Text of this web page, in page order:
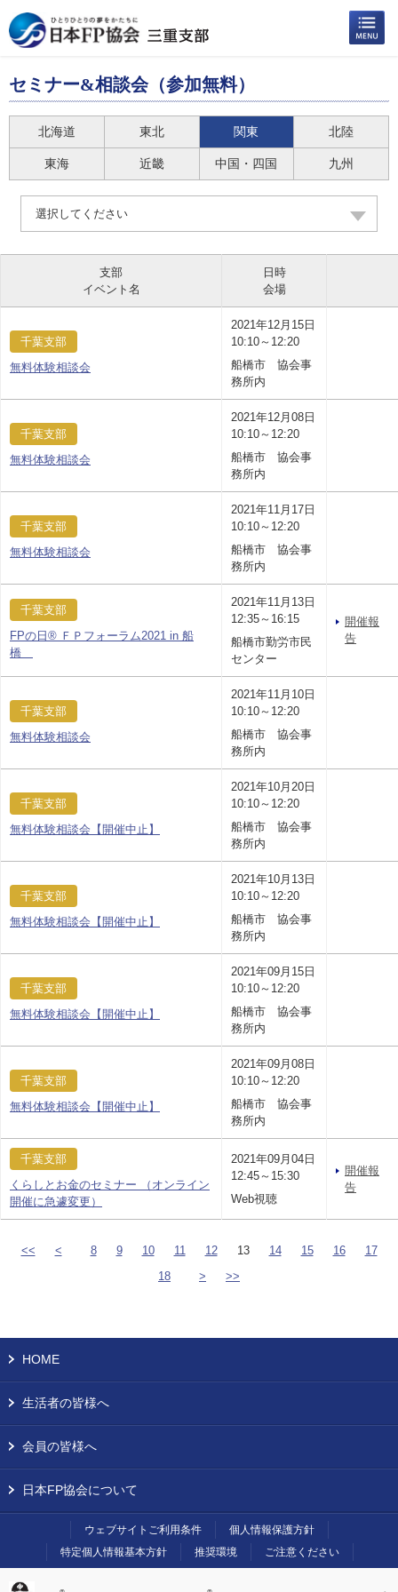
セミナー&相談会（参加無料）
北海道 東北 関東 北陸
東海 近畿 中国・四国 九州
選択してください
支部
イベント名
日時
会場
千葉支部
無料体験相談会
2021年12月15日
10:10～12:20
船橋市 協会事
務所内
千葉支部
無料体験相談会
2021年12月08日
10:10～12:20
船橋市 協会事
務所内
千葉支部
無料体験相談会
2021年11月17日
10:10～12:20
船橋市 協会事
務所内
千葉支部
FPの日® ＦＰフォーラム2021 in 船
橋
2021年11月13日
12:35～16:15
船橋市勤労市民
センター
開催報
告
千葉支部
無料体験相談会
2021年11月10日
10:10～12:20
船橋市 協会事
務所内
千葉支部
無料体験相談会【開催中止】
2021年10月20日
10:10～12:20
船橋市 協会事
務所内
千葉支部
無料体験相談会【開催中止】
2021年10月13日
10:10～12:20
船橋市 協会事
務所内
千葉支部
無料体験相談会【開催中止】
2021年09月15日
10:10～12:20
船橋市 協会事
務所内
千葉支部
無料体験相談会【開催中止】
2021年09月08日
10:10～12:20
船橋市 協会事
務所内
千葉支部
くらしとお金のセミナー （オンライン
開催に急遽変更）
2021年09月04日
12:45～15:30
Web視聴
開催報
告
<< < 8 9 10 11 12 13 14 15 16
17
18
> >>
HOME
生活者の皆様へ
会員の皆様へ
日本FP協会について
ウェブサイトご利用条件
個人情報保護方針
特定個人情報基本方針
推奨環境 ご注意ください